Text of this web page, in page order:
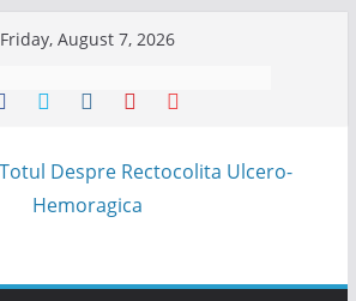
Friday, August 7, 2026